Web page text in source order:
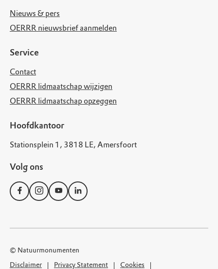
Nieuws & pers
OERRR nieuwsbrief aanmelden
Service
Contact
OERRR lidmaatschap wijzigen
OERRR lidmaatschap opzeggen
Hoofdkantoor
Stationsplein 1, 3818 LE, Amersfoort
Volg ons
© Natuurmonumenten
Disclaimer
Privacy Statement Cookies